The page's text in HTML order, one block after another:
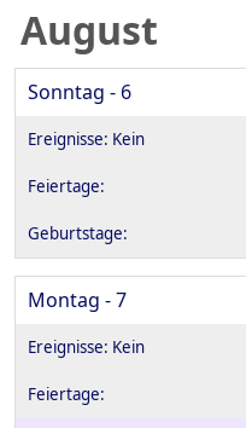
August
Sonntag - 6
Montag - 7